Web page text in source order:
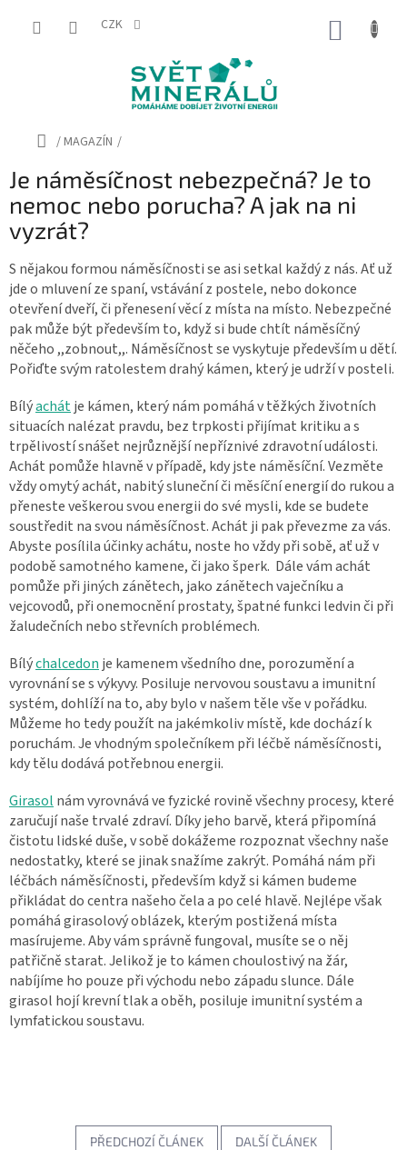
CZK
Domů
/MAGAZÍN /
Je náměsíčnost nebezpečná? Je to
nemoc nebo porucha? A jak na ni
vyzrát?
S nějakou formou náměsíčnosti se asi setkal každý z nás. Ať už
jde o mluvení ze spaní, vstávání z postele, nebo dokonce
otevření dveří, či přenesení věcí z místa na místo. Nebezpečné
pak může být především to, když si bude chtít náměsíčný
něčeho ,,zobnout,,. Náměsíčnost se vyskytuje především u dětí.
Pořiďte svým ratolestem drahý kámen, který je udrží v posteli.
Bílýachátje kámen, který nám pomáhá v těžkých životních
situacích nalézat pravdu, bez trpkosti přijímat kritiku a s
trpělivostí snášet nejrůznější nepříznivé zdravotní události.
Achát pomůže hlavně v případě, kdy jste náměsíční. Vezměte
vždy omytý achát, nabitý sluneční či měsíční energií do rukou a
přeneste veškerou svou energii do své mysli, kde se budete
soustředit na svou náměsíčnost. Achát ji pak převezme za vás.
Abyste posílila účinky achátu, noste ho vždy při sobě, ať už v
podobě samotného kamene, či jako šperk. Dále vám achát
pomůže při jiných zánětech, jako zánětech vaječníku a
vejcovodů, při onemocnění prostaty, špatné funkci ledvin či při
žaludečních nebo střevních problémech.
Bílýchalcedon je kamenem všedního dne, porozumění a
vyrovnání se s výkyvy. Posiluje nervovou soustavu a imunitní
systém, dohlíží na to, aby bylo v našem těle vše v pořádku.
Můžeme ho tedy použít na jakémkoliv místě, kde dochází k
poruchám. Je vhodným společníkem při léčbě náměsíčnosti,
kdy tělu dodává potřebnou energii.
Girasol nám vyrovnává ve fyzické rovině všechny procesy, které
zaručují naše trvalé zdraví. Díky jeho barvě, která připomíná
čistotu lidské duše, v sobě dokážeme rozpoznat všechny naše
nedostatky, které se jinak snažíme zakrýt. Pomáhá nám při
léčbách náměsíčnosti, především když si kámen budeme
přikládat do centra našeho čela a po celé hlavě. Nejlépe však
pomáhá girasolový oblázek, kterým postižená místa
masírujeme. Aby vám správně fungoval, musíte se o něj
patřičně starat. Jelikož je to kámen choulostivý na žár,
nabíjíme ho pouze při východu nebo západu slunce. Dále
girasol hojí krevní tlak a oběh, posiluje imunitní systém a
lymfatickou soustavu.
PŘEDCHOZÍ ČLÁNEK DALŠÍ ČLÁNEK